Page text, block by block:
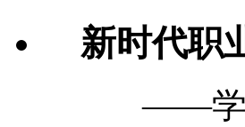
新时代职
——学